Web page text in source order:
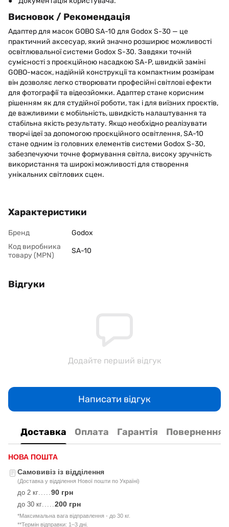
Висновок / Рекомендація
Адаптер для масок GOBO SA-10 для Godox S-30 — це
практичний аксесуар, який значно розширює можливості
освітлювальної системи Godox S-30. Завдяки точній
сумісності з проєкційною насадкою SA-P, швидкій заміні
GOBO-масок, надійній конструкції та компактним розмірам
він дозволяє легко створювати професійні світлові ефекти
для фотографії та відеозйомки. Адаптер стане корисним
рішенням як для студійної роботи, так і для виїзних проєктів,
де важливими є мобільність, швидкість налаштування та
стабільна якість результату. Якщо необхідно реалізувати
творчі ідеї за допомогою проєкційного освітлення, SA-10
стане одним із головних елементів системи Godox S-30,
забезпечуючи точне формування світла, високу зручність
використання та широкі можливості для створення
унікальних світлових сцен.
Характеристики
Бренд
Godox
Код виробника
товару (MPN)
SA-10
Відгуки
Додайте перший відгук
Написати відгук
Доставка Оплата Гарантія Повернення
НОВА ПОШТА
Самовивіз із відділення
(Доставка у відділення Нової пошти по Україні)
до 2 кг.....90 грн
до 30 кг.....200 грн
*Максимальна вага відправлення - до 30 кг.
**Термін відправки: 1–3 дні.